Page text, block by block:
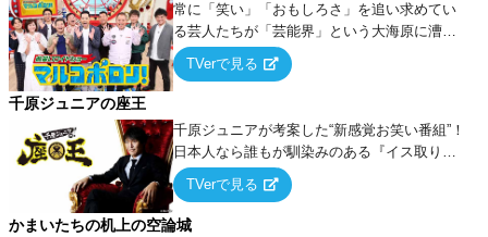
常に「笑い」「おもしろさ」を追い求めてい
る芸人たちが「芸能界」という大海原に漕ぎ
出でて、新たなオモシロ人間を発掘する！
TVerで見る
千原ジュニアの座王
千原ジュニアが考案した“新感覚お笑い番組”！
日本人なら誰もが馴染みのある『イス取りゲ
ーム』をベースに、大喜利・ギャグ・モノボ
ケ・歌…など様々なお題で芸人がショートネ
タを競い合う！
TVerで見る
かまいたちの机上の空論城